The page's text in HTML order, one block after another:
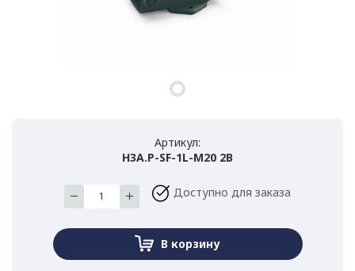
Артикул:
H3A.P-SF-1L-M20 2B
Доступно для заказа